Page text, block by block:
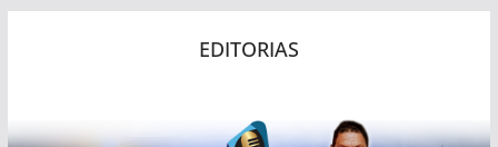
EDITORIAS